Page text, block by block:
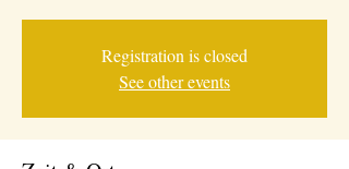
Registration is closed
See other events